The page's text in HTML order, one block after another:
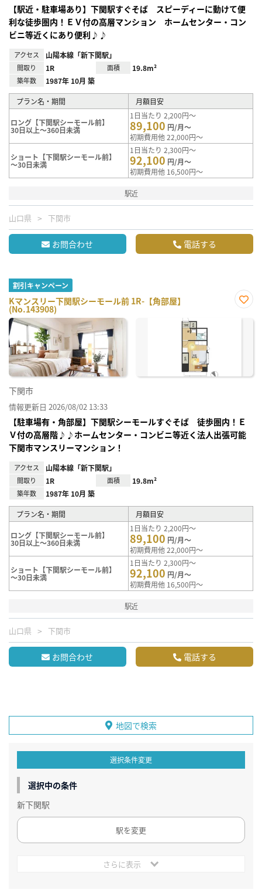
【駅近・駐車場あり】下関駅すぐそば スピーディーに動けて便
利な徒歩圏内！ＥＶ付の高層マンション ホームセンター・コン
ビニ等近くにあり便利♪♪
アクセス 山陽本線「新下関駅」
間取り 1R 面積 19.8m²
築年数 1987年 10月 築
プラン名・期間 月額目安
ロング【下関駅シーモール前】
30日以上～360日未満
1日当たり 2,200円～
89,100 円/月～
初期費用他 22,000円～
ショート【下関駅シーモール前】
～30日未満
1日当たり 2,300円～
92,100 円/月～
初期費用他 16,500円～
駅近
山口県 下関市
お問合わせ 電話する
割引キャンペーン
Kマンスリー下関駅シーモール前 1R-【角部屋】
(No.143908)
に入
下関市
情報更新日 2026/08/02 13:33
【駐車場有・角部屋】下関駅シーモールすぐそば 徒歩圏内！Ｅ
Ｖ付の高層階♪♪ホームセンター・コンビニ等近く法人出張可能
下関市マンスリーマンション！
アクセス 山陽本線「新下関駅」
間取り 1R 面積 19.8m²
築年数 1987年 10月 築
プラン名・期間 月額目安
ロング【下関駅シーモール前】
30日以上～360日未満
1日当たり 2,200円～
89,100 円/月～
初期費用他 22,000円～
ショート【下関駅シーモール前】
～30日未満
1日当たり 2,300円～
92,100 円/月～
初期費用他 16,500円～
駅近
山口県 下関市
お問合わせ 電話する
地図で検索
選択条件変更
選択中の条件
新下関駅
駅を変更
さらに表示